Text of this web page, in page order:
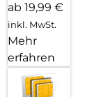
ab 19,99 €
inkl. MwSt.
Mehr
erfahren